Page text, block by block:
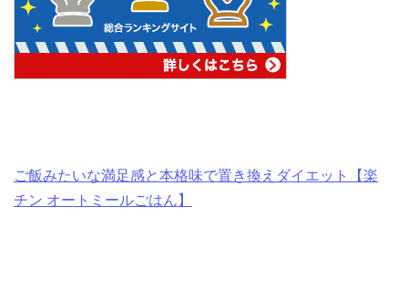
ご飯みたいな満足感と本格味で置き換えダイエット【楽
チン オートミールごはん】